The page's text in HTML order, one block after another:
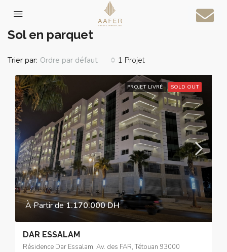
Accueil
Sol en parquet
1 Projet
Trier par: Ordre par défaut
PROJET LIVRÉ SOLD OUT
À Partir de1.170.000 DH
DAR ESSALAM
Résidence Dar Essalam, Av. des FAR, Tétouan 93000